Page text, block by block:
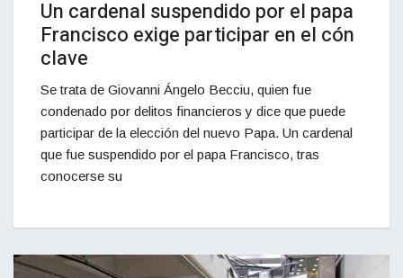
Un cardenal suspendido por el papa
Francisco exige participar en el cón
clave
Se trata de Giovanni Ángelo Becciu, quien fue
condenado por delitos financieros y dice que puede
participar de la elección del nuevo Papa. Un cardenal
que fue suspendido por el papa Francisco, tras
conocerse su